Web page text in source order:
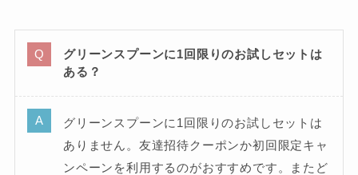
グリーンスプーンに1回限りのお試しセットは
ある？
グリーンスプーンに1回限りのお試しセットは
ありません。友達招待クーポンか初回限定キャ
ンペーンを利用するのがおすすめです。またど